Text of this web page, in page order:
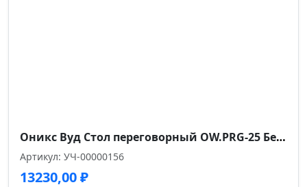
Глубина сиденья см.
49
Оникс Вуд Стол переговорный OW.PRG-25 Белый Бриллиант/Дуб Темный/Металл Антрацит 2580*980*750
Артикул: УЧ-00000156
13230,00₽